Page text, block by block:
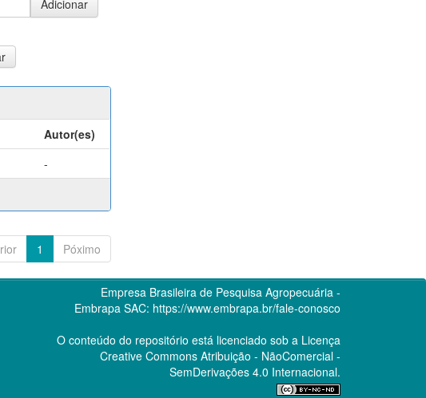
Autor(es)
-
1 Póximo
Empresa Brasileira de Pesquisa Agropecuária -
Embrapa SAC: https://www.embrapa.br/fale-conosco
O conteúdo do repositório está licenciado sob a Licença
Creative CommonsAtribuição - NãoComercial -
SemDerivações 4.0 Internacional.